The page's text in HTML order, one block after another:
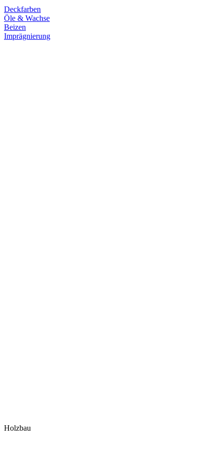
Deckfarben
Öle & Wachse
Beizen
Imprägnierung
Holzbau